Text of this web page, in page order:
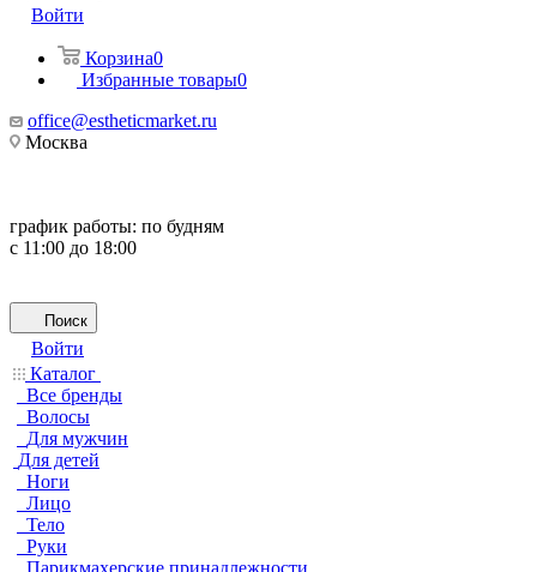
Войти
Корзина0
Избранные товары0
office@estheticmarket.ru
Москва
график работы: по будням
с 11:00 до 18:00
Поиск
Войти
Каталог
Все бренды
Волосы
Для мужчин
Для детей
Ноги
Лицо
Тело
Руки
Парикмахерские принадлежности